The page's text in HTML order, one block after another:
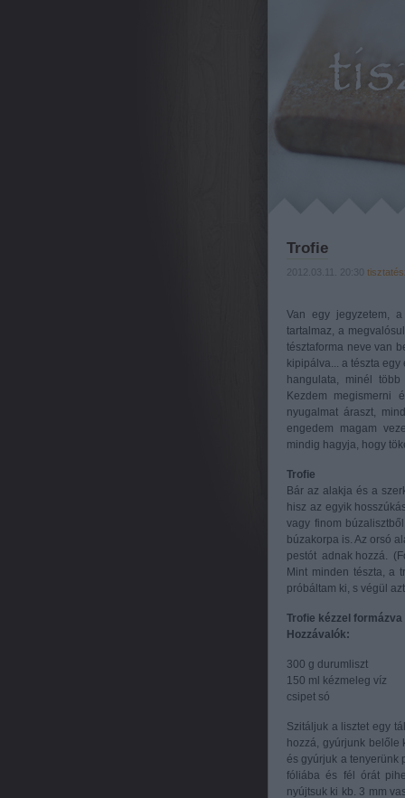
Trofie
2012.03.11. 20:30
Van egy jegyzetem, a
tartalmaz, a
tésztaforma neve van
kipipálva... a tészta
hangulata, minél
Kezdem megismerni
nyugalmat áraszt,
engedem magam
mindig hagyja, hogy
Trofie
Bár az alakja és a
hisz az egyik
vagy finom
búzakorpa is. Az orsó
pestót adnak hozzá.
Mint minden tészta, a
próbáltam ki, s végül
Trofie kézzel formázva
Hozzávalók:
300 g durumliszt
150 ml kézmeleg víz
csipet só
Szitáljuk a lisztet egy
hozzá, gyúrjunk belőle
és gyúrjuk a tenyerünk
fóliába és fél órát
nyújtsuk ki kb. 3 mm